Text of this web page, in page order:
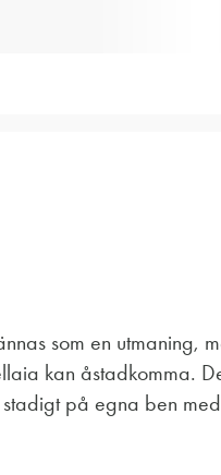
som en utmaning,
kan åstadkomma.
på egna ben